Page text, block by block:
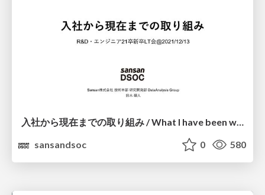
⼊社から現在までの取り組み / What I have been working on since joining the company
sansandsoc
0 580